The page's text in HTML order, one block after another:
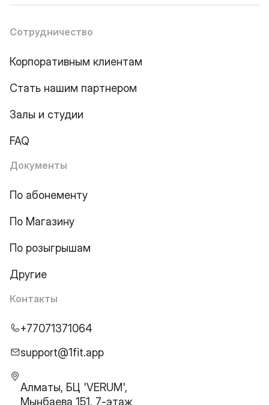
Сотрудничество
Корпоративным клиентам
Стать нашим партнером
Залы и студии
FAQ
Документы
По абонементу
По Магазину
По розыгрышам
Другие
Контакты
+77071371064
support@1fit.app
Алматы, БЦ 'VERUM',
Мынбаева 151, 7-этаж